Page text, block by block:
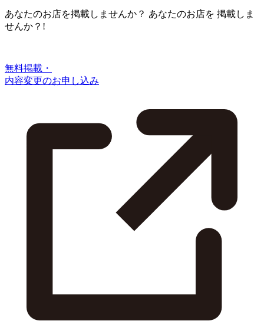
あなたのお店を掲載しませんか？ あなたのお店を 掲載しま
せんか？!
無料掲載・
内容変更のお申し込み